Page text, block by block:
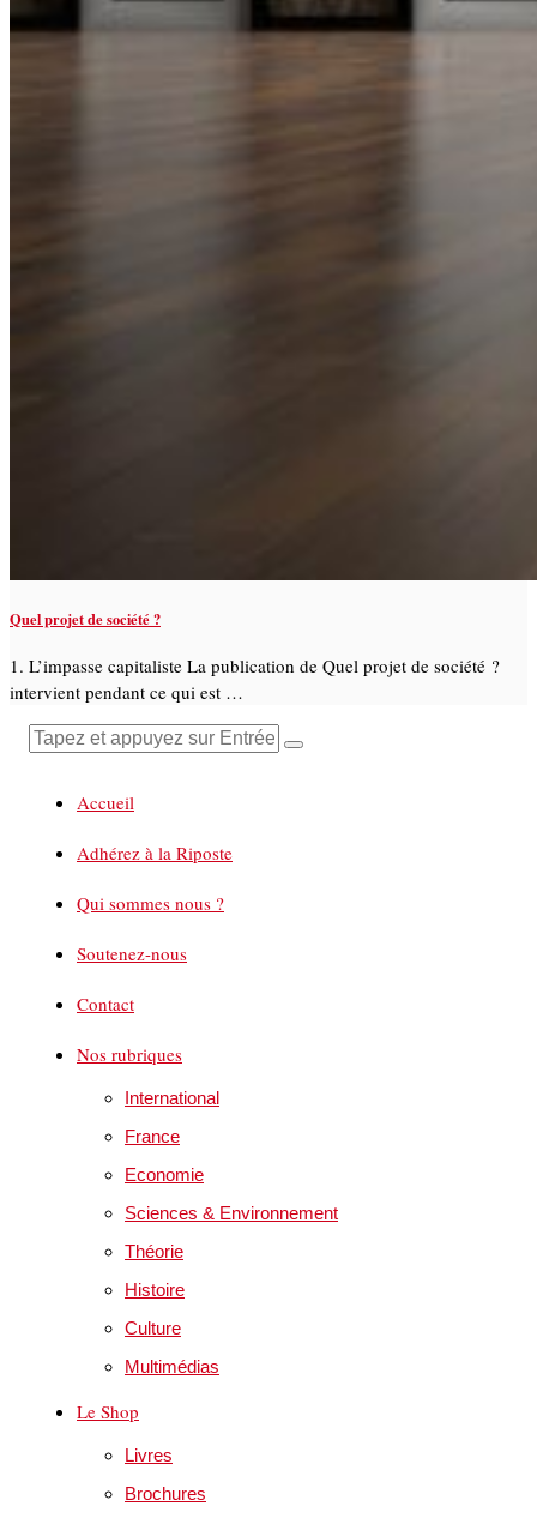
Quel projet de société ?
1. L’impasse capitaliste La publication de Quel projet de société ?
intervient pendant ce qui est …
Accueil
Adhérez à la Riposte
Qui sommes nous ?
Soutenez-nous
Contact
Nos rubriques
International
France
Economie
Sciences & Environnement
Théorie
Histoire
Culture
Multimédias
Le Shop
Livres
Brochures